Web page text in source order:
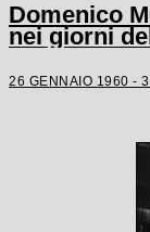
Domenico
nei giorni
26 GENNAIO 1960 -